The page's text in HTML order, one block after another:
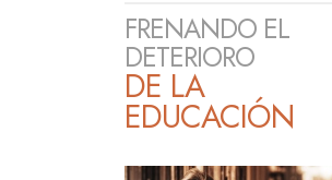
FRENANDO EL
DETERIORO
DE LA
EDUCACIÓN